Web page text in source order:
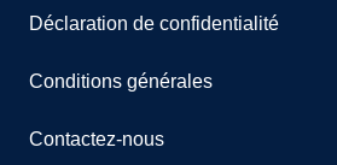
Déclaration de confidentialité
Conditions générales
Contactez-nous